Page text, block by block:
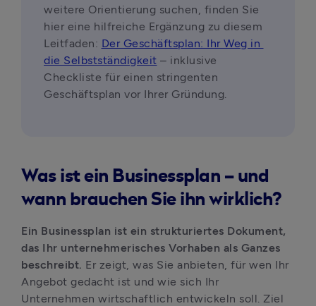
weitere Orientierung suchen, finden Sie
hier eine hilfreiche Ergänzung zu diesem
Leitfaden: Der Geschäftsplan: Ihr Weg in
die Selbstständigkeit – inklusive
Checkliste für einen stringenten
Geschäftsplan vor Ihrer Gründung.
Was ist ein Businessplan – und
wann brauchen Sie ihn wirklich?
Ein Businessplan ist ein strukturiertes Dokument,
das Ihr unternehmerisches Vorhaben als Ganzes
beschreibt. Er zeigt, was Sie anbieten, für wen Ihr
Angebot gedacht ist und wie sich Ihr
Unternehmen wirtschaftlich entwickeln soll. Ziel